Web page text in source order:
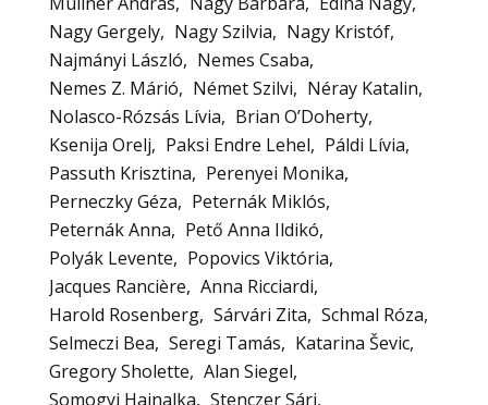
Nagy Gergely
Nagy Szilvia
Nagy Kristóf
Najmányi László
Nemes Csaba
Nemes Z. Márió
Német Szilvi
Néray Katalin
Nolasco-Rózsás Lívia
Brian O’Doherty
Ksenija Orelj
Paksi Endre Lehel
Páldi Lívia
Passuth Krisztina
Perenyei Monika
Perneczky Géza
Peternák Miklós
Peternák Anna
Pető Anna Ildikó
Polyák Levente
Popovics Viktória
Jacques Rancière
Anna Ricciardi
Harold Rosenberg Sárvári Zita
Schmal Róza
Selmeczi Bea
Seregi Tamás
Katarina Ševic
Gregory Sholette
Alan Siegel
Somogyi Hajnalka
Stenczer Sári